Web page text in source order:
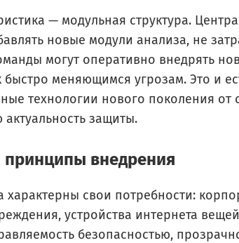
— модульная структура.
новые модули анализа, не
могут оперативно внедрять
меняющимся угрозам. Это и
технологии нового поколения от
защиты.
внедрения
свои потребности:
устройства интернета
безопасностью,